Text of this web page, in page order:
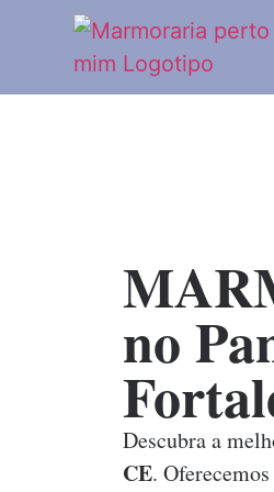
no
Descubra a
CE.